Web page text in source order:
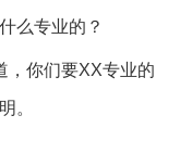
么专业的？
，你们要XX专业的
。